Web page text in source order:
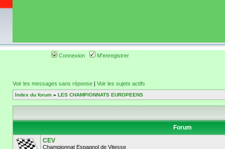
Connexion M'enregistrer
Voir les messages sans réponse | Voir les sujets actifs
Index du forum » LES CHAMPIONNATS EUROPEENS
Forum
CEV
Championnat Espagnol de Vitesse